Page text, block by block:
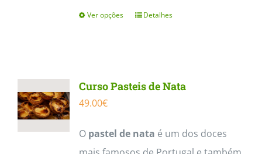
Ver opções
This
variants.
options
may
Detalhes
Curso Pasteis de Nata
49.00€
O pastel de nata é um dos doces